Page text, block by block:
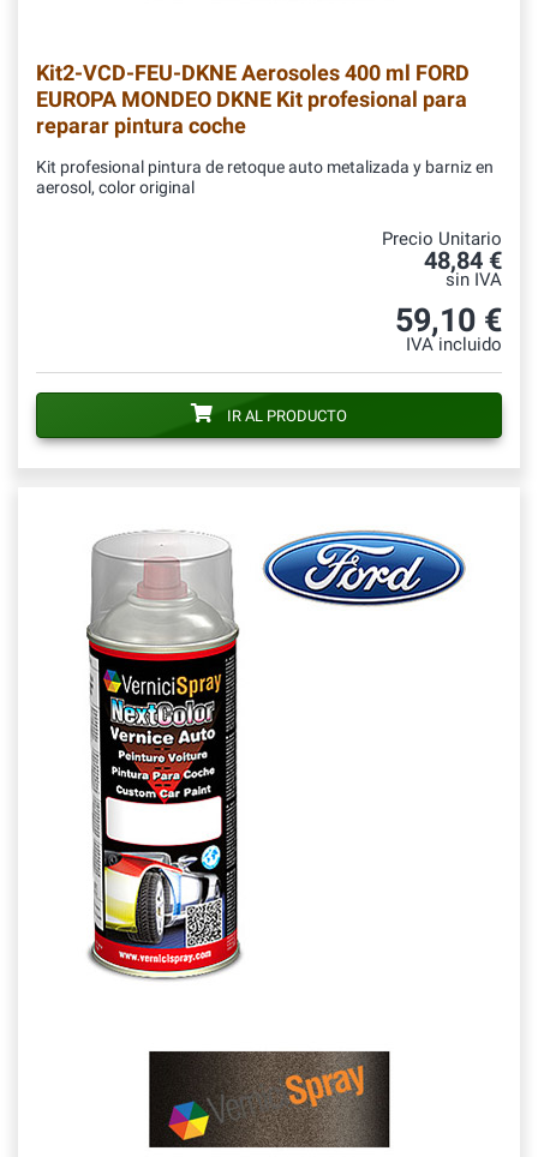
Kit2-VCD-FEU-DKNEAerosoles 400 ml FORD
EUROPA MONDEO DKNE Kit profesional para
reparar pintura coche
Kit profesional pintura de retoque auto metalizada y barniz en
aerosol, color original
Precio Unitario
48,84 €
sin IVA
59,10 €
IVA incluido
IR AL PRODUCTO